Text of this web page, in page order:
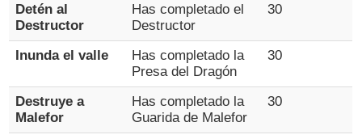
Detén al
Destructor
Has completado el
Destructor
30
Inunda el valle
Has completado la
Presa del Dragón
30
Destruye a
Malefor
Has completado la
Guarida de Malefor
30